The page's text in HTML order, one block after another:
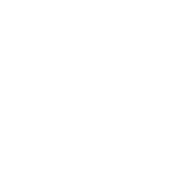
p_1=\frac{1-a}{2}.